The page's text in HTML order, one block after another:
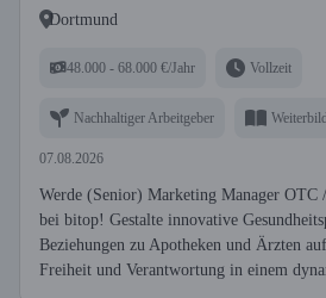
Dortmund
48.000 - 68.000 €/Jahr Vollzeit
Nachhaltiger Arbeitgeber
07.08.2026
Werde (Senior) Marketing Manager OTC
bei bitop! Gestalte innovative
Beziehungen zu Apotheken und Ärzten
Freiheit und Verantwortung in einem